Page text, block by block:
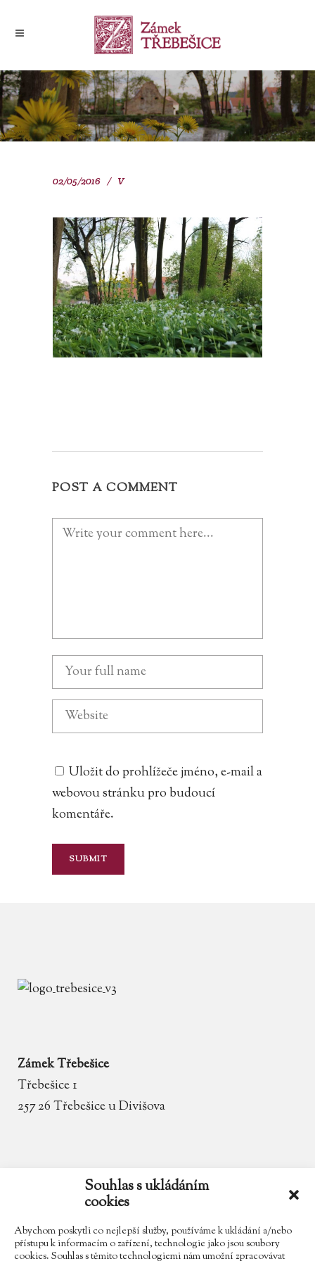
Souhlas s ukládáním
cookies
Abychom poskytli co nejlepší služby, používáme k ukládání a/nebo
přístupu k informacím o zařízení, technologie jako jsou soubory
cookies. Souhlas s těmito technologiemi nám umožní zpracovávat
02/05/2016 V
POST A COMMENT
Uložit do prohlížeče jméno, e-mail a
webovou stránku pro budoucí
komentáře.
Zámek Třebešice
Třebešice 1
257 26 Třebešice u Divišova
zamek.trebesice@volny.cz
602 354 467